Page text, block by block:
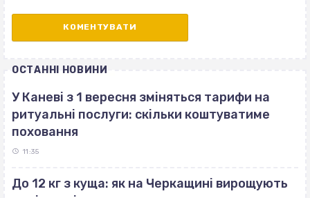
ОСТАННІ НОВИНИ
У Каневі з 1 вересня зміняться тарифи на
ритуальні послуги: скільки коштуватиме
поховання
11:35
До 12 кг з куща: як на Черкащині вирощують